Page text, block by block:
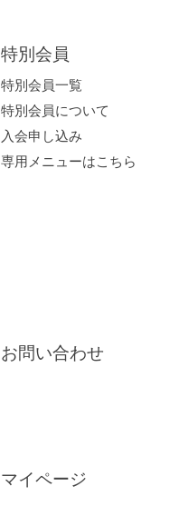
特別会員
特別会員一覧
特別会員について
入会申し込み
専用メニューはこちら
お問い合わせ
マイページ